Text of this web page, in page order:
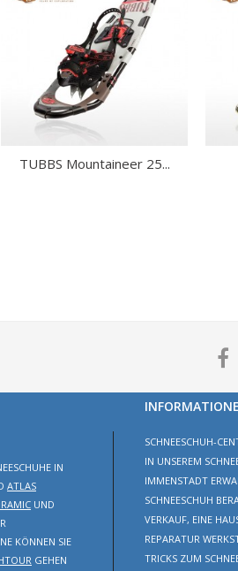
TUBBS Mountaineer 25...
IN
ATLAS
UND
KÖNNEN SIE
GEHEN
SCHNEESCHUH-
IN UNSEREM
IMMENSTADT
SCHNEESCHUH
VERKAUF, EINE
REPARATUR
TRICKS ZUM